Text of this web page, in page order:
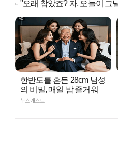
"오래 참았죠? 자, 오늘이 그
한반도를 흔든 28cm 남성
의 비밀, 매일 밤 즐거워
뉴스캐스트